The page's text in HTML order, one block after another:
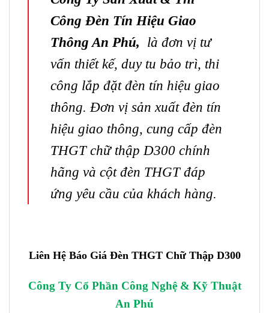
Công Đèn Tín Hiệu Giao
Thông An Phú, là đơn vị tư
vấn thiết kế, duy tu bảo trì, thi
công lắp đặt đèn tín hiệu giao
thông. Đơn vị sản xuất đèn tín
hiệu giao thông, cung cấp đèn
THGT chữ thập D300 chính
hãng và cột đèn THGTđáp
ứng yêu cầu của khách hàng.
Liên Hệ Báo Giá Đèn THGT Chữ Thập D300
Công Ty Cổ Phần Công Nghệ & Kỹ Thuật
An Phú